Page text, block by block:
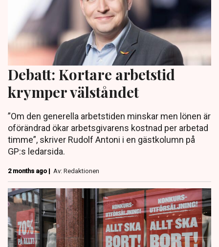
Debatt: Kortare arbetstid
krymper välståndet
”Om den generella arbetstiden minskar men lönen är
oförändrad ökar arbetsgivarens kostnad per arbetad
timme”, skriver Rudolf Antoni i en gästkolumn på
GP:s ledarsida.
2 months ago | Av: Redaktionen